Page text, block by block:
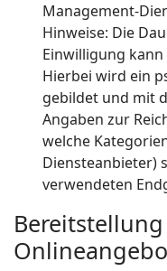
Management-
Hinweise: Die
Einwilligung kann
Hierbei wird ein
gebildet und mit
Angaben zur
welche
Diensteanbieter)
verwendeten